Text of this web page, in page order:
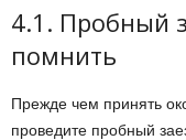
4.1. Пробный
помнить
Прежде чем принять
проведите пробный